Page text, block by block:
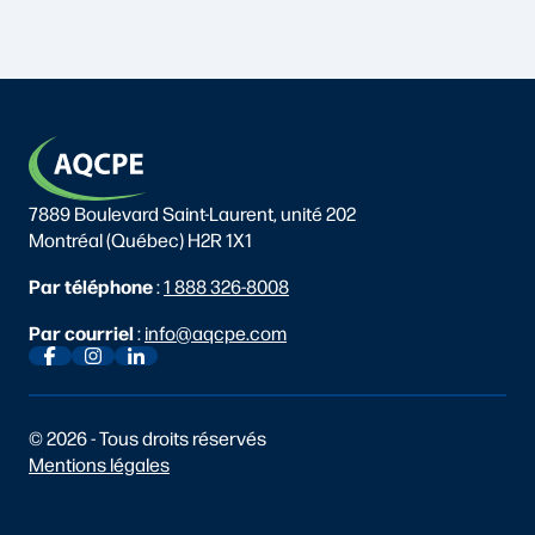
7889 Boulevard Saint-Laurent, unité 202
Montréal (Québec) H2R 1X1
Par téléphone:1 888 326-8008
Par courriel:info@aqcpe.com
© 2026 - Tous droits réservés
Mentions légales